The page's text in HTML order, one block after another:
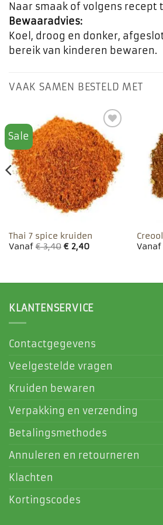
Naar smaak of volgens recept
Bewaaradvies:
Koel, droog en donker,
bereik van kinderen bewaren.
VAAK SAMEN BESTELD MET
Sale
Toevoegen
aan
favorieten
Thai 7 spice kruiden
Vanaf€3,40 €2,40
Vanaf
KLANTENSERVICE
Contactgegevens
Veelgestelde vragen
Kruiden bewaren
Verpakking en verzending
Betalingsmethodes
Annuleren en retourneren
Klachten
Kortingscodes